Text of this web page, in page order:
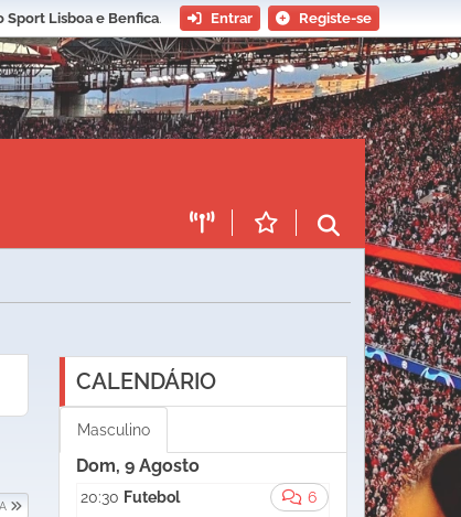
Sport Lisboa e Benfica. Entrar Registe-se
CALENDÁRIO
Masculino
Dom, 9 Agosto
6
20:30 Futebol